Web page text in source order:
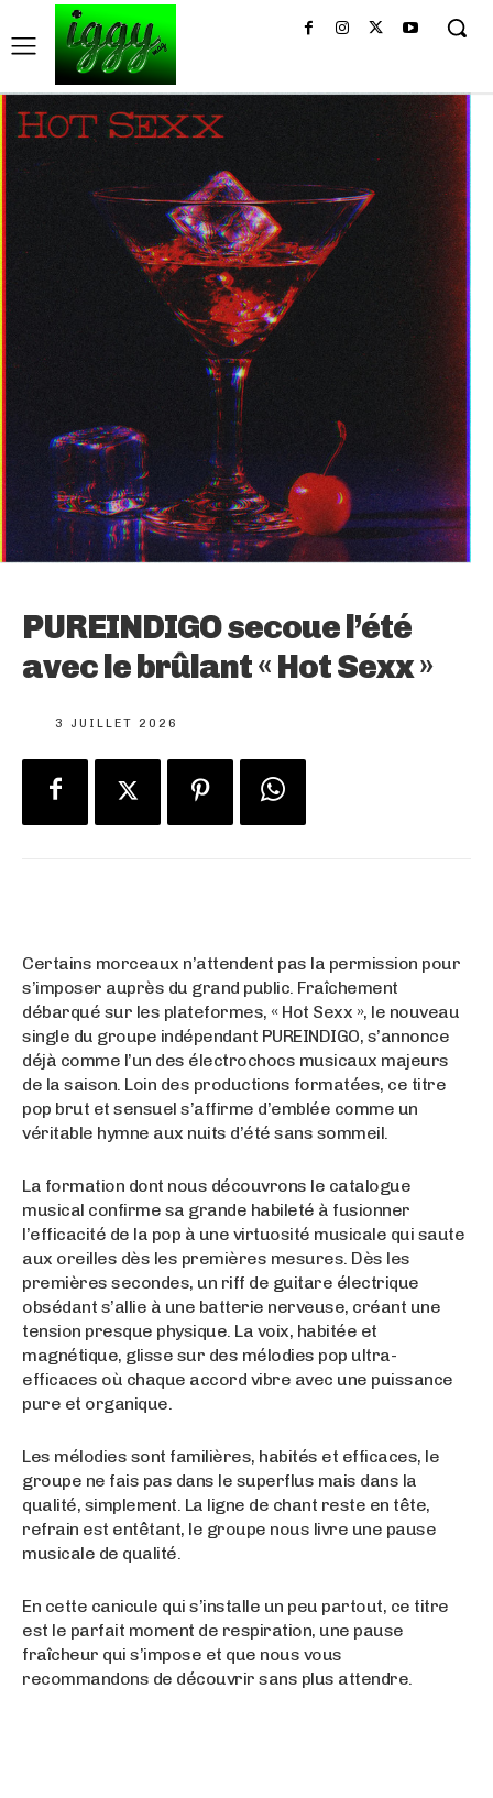
PUREINDIGO secoue l’été
avec le brûlant « Hot Sexx »
3 JUILLET 2026
Certains morceaux n’attendent pas la permission pour
s’imposer auprès du grand public. Fraîchement
débarqué sur les plateformes, « Hot Sexx », le nouveau
single du groupe indépendant PUREINDIGO, s’annonce
déjà comme l’un des électrochocs musicaux majeurs
de la saison. Loin des productions formatées, ce titre
pop brut et sensuel s’affirme d’emblée comme un
véritable hymne aux nuits d’été sans sommeil.
La formation dont nous découvrons le catalogue
musical confirme sa grande habileté à fusionner
l’efficacité de la pop à une virtuosité musicale qui saute
aux oreilles dès les premières mesures. Dès les
premières secondes, un riff de guitare électrique
obsédant s’allie à une batterie nerveuse, créant une
tension presque physique. La voix, habitée et
magnétique, glisse sur des mélodies pop ultra-
efficaces où chaque accord vibre avec une puissance
pure et organique.
Les mélodies sont familières, habités et efficaces, le
groupe ne fais pas dans le superflus mais dans la
qualité, simplement. La ligne de chant reste en tête,
refrain est entêtant, le groupe nous livre une pause
musicale de qualité.
En cette canicule qui s’installe un peu partout, ce titre
est le parfait moment de respiration, une pause
fraîcheur qui s’impose et que nous vous
recommandons de découvrir sans plus attendre.